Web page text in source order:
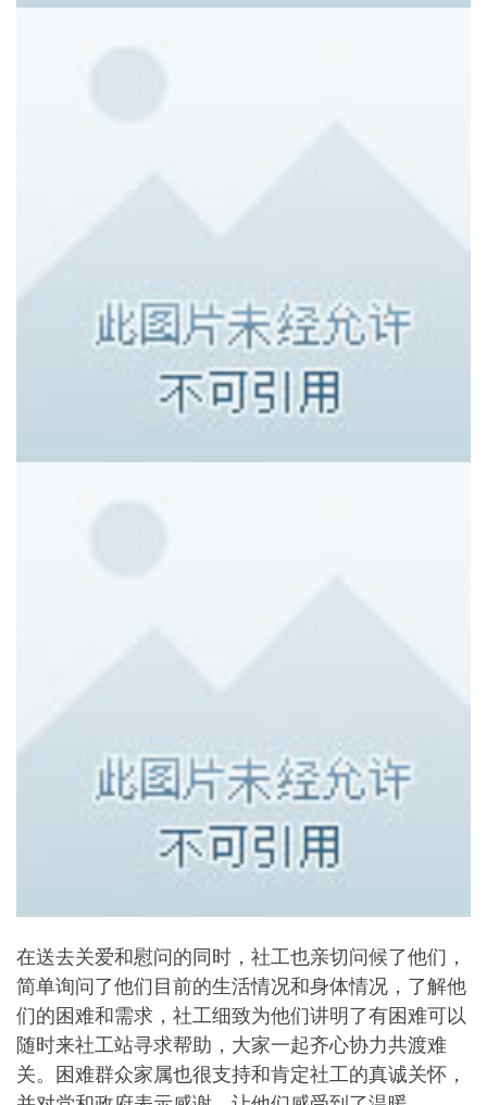
在送去关爱和慰问的同时，社工也亲切问候了他们，
简单询问了他们目前的生活情况和身体情况，了解他
们的困难和需求，社工细致为他们讲明了有困难可以
随时来社工站寻求帮助，大家一起齐心协力共渡难
关。困难群众家属也很支持和肯定社工的真诚关怀，